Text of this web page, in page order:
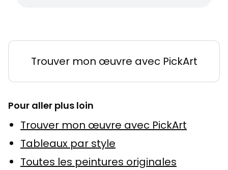
Trouver mon œuvre avec PickArt
Pour aller plus loin
Trouver mon œuvre avec PickArt
Tableaux par style
Toutes les peintures originales